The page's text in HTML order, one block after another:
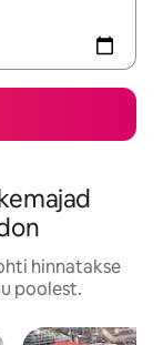
hinnatakse
poolest.